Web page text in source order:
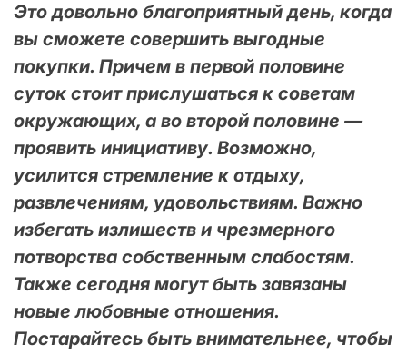
Это довольно благоприятный день, когда
вы сможете совершить выгодные
покупки. Причем в первой половине
суток стоит прислушаться к советам
окружающих, а во второй половине —
проявить инициативу. Возможно,
усилится стремление к отдыху,
развлечениям, удовольствиям. Важно
избегать излишеств и чрезмерного
потворства собственным слабостям.
Также сегодня могут быть завязаны
новые любовные отношения.
Постарайтесь быть внимательнее, чтобы